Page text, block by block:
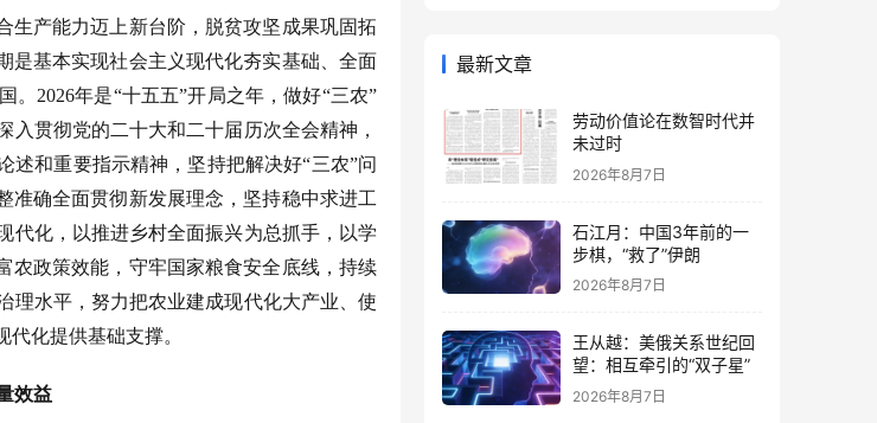
生产能力迈上新台阶，脱贫攻坚成果巩固拓
是基本实现社会主义现代化夯实基础、全面
2026年是“十五五”开局之年，做好“三农”
贯彻党的二十大和二十届历次全会精神，
述和重要指示精神，坚持把解决好“三农”问
准确全面贯彻新发展理念，坚持稳中求进工
代化，以推进乡村全面振兴为总抓手，以学
农政策效能，守牢国家粮食安全底线，持续
理水平，努力把农业建成现代化大产业、使
化提供基础支撑。
效益
最新文章
劳动价值论在数智时代并
未过时
2026年8月7日
石江月：中国3年前的一
步棋，“救了”伊朗
2026年8月7日
王从越：美俄关系世纪回
望：相互牵引的“双子星”
2026年8月7日